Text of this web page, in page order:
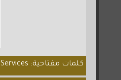
كلمات مفتاحية: Construction Supervision Services...